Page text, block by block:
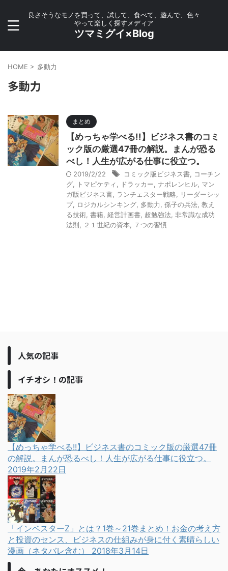
良さそうなモノを買って、試して、食べて、遊んで、色々
やって楽しく探すメディア
ツマミグイ×Blog
HOME > 多動力
多動力
まとめ
【めっちゃ学べる!!】ビジネス書のコミ
ック版の厳選47冊の解説。まんが恐る
べし！人生が広がる仕事に役立つ。
2019/2/22 コミック版ビジネス書
コーチン
グ
トマピケティ ドラッカー ナポレンヒル マン
ガ版ビジネス書 ランチェスター戦略
リーダーシッ
プ, ロジカルシンキング 多動力 孫子の兵法 教え
る技術 書籍 経営計画書 超勉強法 非常識な成功
法則
２１世紀の資本 ７つの習慣
人気の記事
イチオシ！の記事
【めっちゃ学べる!!】ビジネス書のコミック版の厳選47冊
の解説。まんが恐るべし！人生が広がる仕事に役立つ。
2019年2月22日
「インベスターZ」とは？1巻～21巻まとめ！お金の考え方
と投資のセンス、ビジネスの仕組みが身に付く素晴らしい
漫画（ネタバレ含む） 2018年3月14日